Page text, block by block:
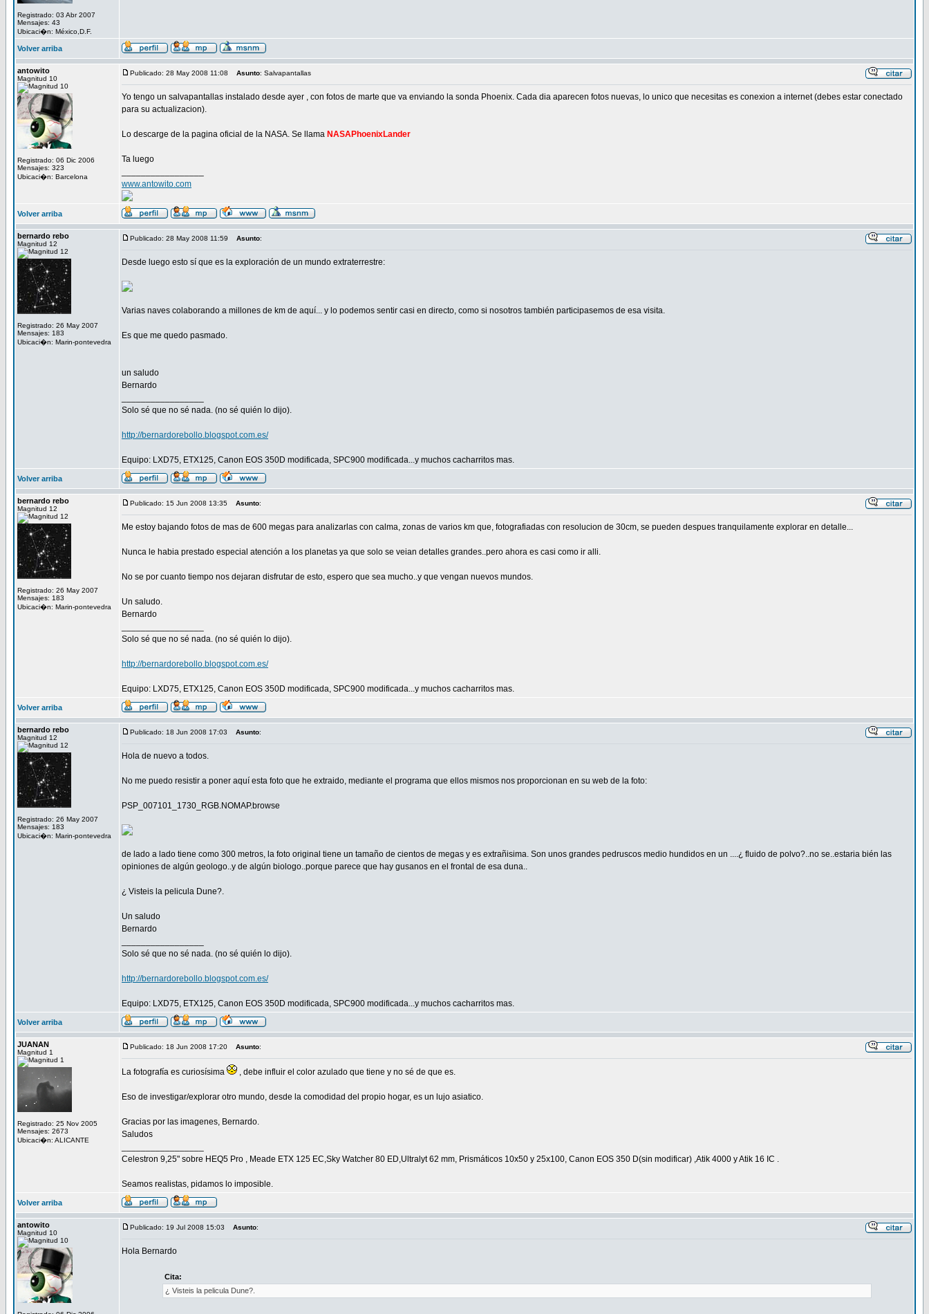
Registrado: 03 Abr 2007
Mensajes: 43
Ubicaci�n: México,D.F.
Volver arriba
antowito
Magnitud 10
Registrado: 06 Dic 2006
Mensajes: 323
Ubicaci�n: Barcelona
Publicado: 28 May 2008 11:08 Asunto: Salvapantallas
Yo tengo un salvapantallas instalado desde ayer , con fotos de marte que va enviando la sonda Phoenix. Cada dia aparecen fotos nuevas, lo unico que necesitas es conexion a internet (debes estar conectado
para su actualizacion).
Lo descarge de la pagina oficial de la NASA. Se llama NASAPhoenixLander
Ta luego
www.antowito.com
Volver arriba
bernardo rebo
Magnitud 12
Registrado: 26 May 2007
Mensajes: 183
Ubicaci�n: Marin-pontevedra
Publicado: 28 May 2008 11:59 Asunto:
Desde luego esto sí que es la exploración de un mundo extraterrestre:
Varias naves colaborando a millones de km de aquí... y lo podemos sentir casi en directo, como si nosotros también participasemos de esa visita.
Es que me quedo pasmado.
un saludo
Bernardo
Solo sé que no sé nada. (no sé quién lo dijo).
http://bernardorebollo.blogspot.com.es/
Equipo: LXD75, ETX125, Canon EOS 350D modificada, SPC900 modificada...y muchos cacharritos mas.
Volver arriba
bernardo rebo
Magnitud 12
Registrado: 26 May 2007
Mensajes: 183
Ubicaci�n: Marin-pontevedra
Publicado: 15 Jun 2008 13:35 Asunto:
Me estoy bajando fotos de mas de 600 megas para analizarlas con calma, zonas de varios km que, fotografiadas con resolucion de 30cm, se pueden despues tranquilamente explorar en detalle...
Nunca le habia prestado especial atención a los planetas ya que solo se veian detalles grandes..pero ahora es casi como ir alli.
No se por cuanto tiempo nos dejaran disfrutar de esto, espero que sea mucho..y que vengan nuevos mundos.
Un saludo.
Bernardo
Solo sé que no sé nada. (no sé quién lo dijo).
http://bernardorebollo.blogspot.com.es/
Equipo: LXD75, ETX125, Canon EOS 350D modificada, SPC900 modificada...y muchos cacharritos mas.
Volver arriba
bernardo rebo
Magnitud 12
Registrado: 26 May 2007
Mensajes: 183
Ubicaci�n: Marin-pontevedra
Publicado: 18 Jun 2008 17:03 Asunto:
Hola de nuevo a todos.
No me puedo resistir a poner aquí esta foto que he extraido, mediante el programa que ellos mismos nos proporcionan en su web de la foto:
PSP_007101_1730_RGB.NOMAP.browse
de lado a lado tiene como 300 metros, la foto original tiene un tamaño de cientos de megas y es extrañisima. Son unos grandes pedruscos medio hundidos en un ....¿ fluido de polvo?..no se..estaria bién las
opiniones de algún geologo..y de algún biologo..porque parece que hay gusanos en el frontal de esa duna..
¿ Visteis la pelicula Dune?.
Un saludo
Bernardo
Solo sé que no sé nada. (no sé quién lo dijo).
http://bernardorebollo.blogspot.com.es/
Equipo: LXD75, ETX125, Canon EOS 350D modificada, SPC900 modificada...y muchos cacharritos mas.
Volver arriba
JUANAN
Magnitud 1
Registrado: 25 Nov 2005
Mensajes: 2673
Ubicaci�n: ALICANTE
Publicado: 18 Jun 2008 17:20 Asunto:
La fotografía es curiosísima , debe influir el color azulado que tiene y no sé de que es.
Eso de investigar/explorar otro mundo, desde la comodidad del propio hogar, es un lujo asiatico.
Gracias por las imagenes, Bernardo.
Saludos
Celestron 9,25" sobre HEQ5 Pro , Meade ETX 125 EC,Sky Watcher 80 ED,Ultralyt 62 mm, Prismáticos 10x50 y 25x100, Canon EOS 350 D(sin modificar) ,Atik 4000 y Atik 16 IC .
Seamos realistas, pidamos lo imposible.
Volver arriba
antowito
Magnitud 10
Publicado: 19 Jul 2008 15:03 Asunto:
Hola Bernardo
Cita:
¿ Visteis la pelicula Dune?.